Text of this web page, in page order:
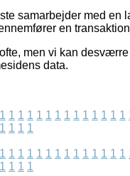
samarbejder med en
en
men vi kan
data.
1 1 1 1 1 1 1 1 1 1 1 1 1 1
1 1 1 1
1 1 1 1 1 1 1 1 1 1 1 1 1 1
1 1 1 1